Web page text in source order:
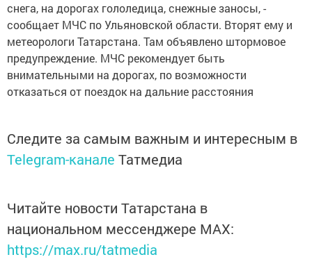
снега, на дорогах гололедица, снежные заносы, -
сообщает МЧС по Ульяновской области. Вторят ему и
метеорологи Татарстана. Там объявлено штормовое
предупреждение. МЧС рекомендует быть
внимательными на дорогах, по возможности
отказаться от поездок на дальние расстояния
Следите за самым важным и интересным в
Telegram-канале Татмедиа
Читайте новости Татарстана в
национальном мессенджере MАХ:
https://max.ru/tatmedia